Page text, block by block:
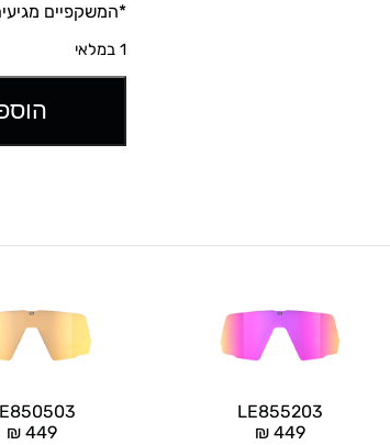
*המשקפיים
1 במלאי
LE855203
₪449
₪ 449